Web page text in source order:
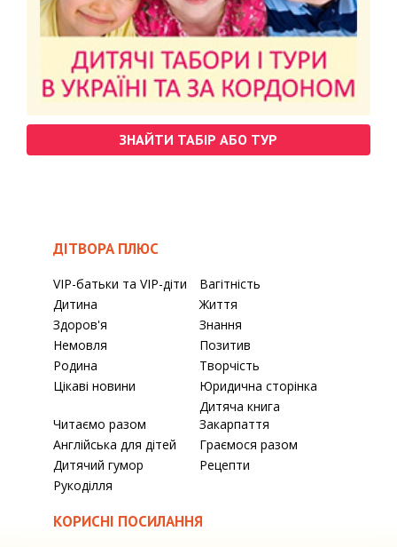
ЗНАЙТИ ТАБІР АБО ТУР
ДІТВОРА ПЛЮС
VIP-батьки та VIP-діти
Вагітність
Дитина
Життя
Здоров'я
Знання
Немовля
Позитив
Родина
Творчість
Цікаві новини
Юридична сторінка
Читаємо разом
Дитяча книга
Закарпаття
Англійська для дітей
Граємося разом
Дитячий гумор
Рецепти
Рукоділля
КОРИСНІ ПОСИЛАННЯ